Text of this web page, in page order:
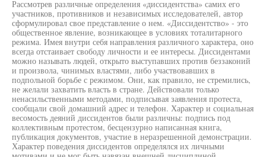
Рассмотрев различные определения «диссидентства» самих его
участников, противников и независимых исследователей, автор
сформулировал свое представление о нем. «Диссидентство» - это
общественное явление, возникающее в условиях тоталитарного
режима. Имея внутри себя направления различного характера, оно
всегда отстаивает свободу личности и ее интересы. Диссидентами
можно называть людей, открыто выступавших против беззаконий
и произвола, чинимых властями, либо участвовавших в
подпольной борьбе с режимом. Они, как правило, не стремились,
не желали захватить власть в стране. Действовали только
ненасильственными методами, подписывая заявления протеста,
сообщали свой домашний адрес и телефон. Характер и социальная
весомость деяний диссидентов были различны: подпись под
коллективным протестом, бесцензурно написанная книга,
публикация документов, участие в неразрешенной демонстрации.
Характер поведения диссидентов определялся их личными